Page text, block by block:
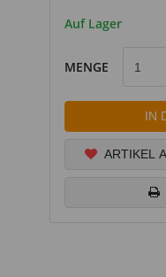
Auf Lager
MENGE
IN
ARTIKEL